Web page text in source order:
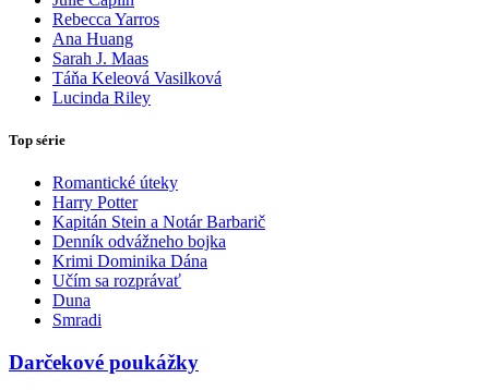
Rebecca Yarros
Ana Huang
Sarah J. Maas
Táňa Keleová Vasilková
Lucinda Riley
Top série
Romantické úteky
Harry Potter
Kapitán Stein a Notár Barbarič
Denník odvážneho bojka
Krimi Dominika Dána
Učím sa rozprávať
Duna
Smradi
Darčekové poukážky